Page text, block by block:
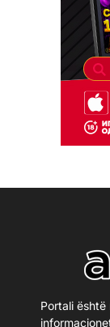
Portali